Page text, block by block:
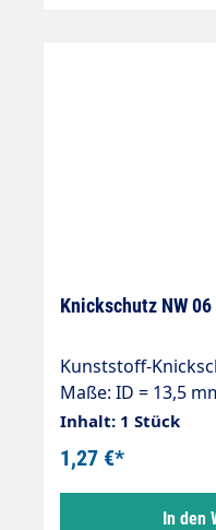
Knickschutz NW 06
Kunststoff-Knickschutz Farbe
Inhalt: 1 Stück
1,27 €*
In den